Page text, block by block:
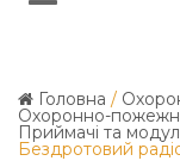
Головна /
Охоронно-
Приймачі та модулі
Бездротовий